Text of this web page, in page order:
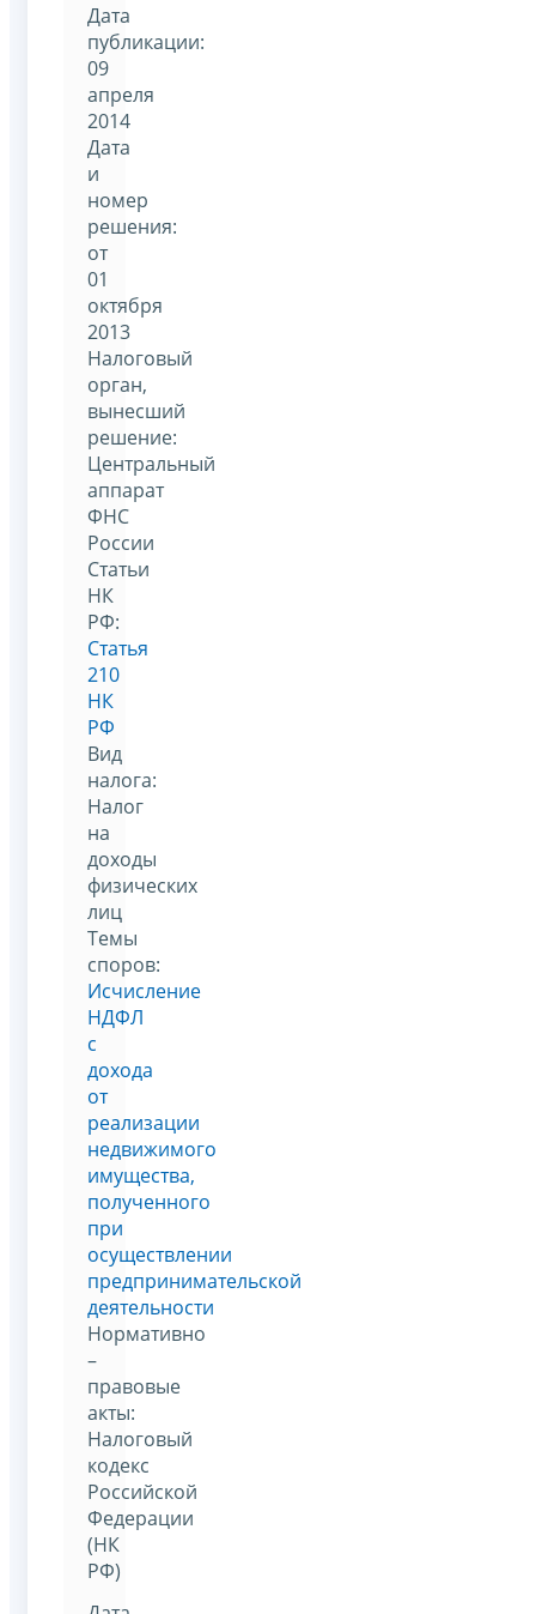
Дата
публикации:
09
апреля
2014
Дата
и
номер
решения:
от
01
октября
2013
Налоговый
орган,
вынесший
решение:
Центральный
аппарат
ФНС
России
Статьи
НК
РФ:
Статья
210
НК
РФ
Вид
налога:
Налог
на
доходы
физических
лиц
Темы
споров:
Исчисление
НДФЛ
с
дохода
от
реализации
недвижимого
имущества,
полученного
при
осуществлении
предпринимательской
деятельности
Нормативно
–
правовые
акты:
Налоговый
кодекс
Российской
Федерации
(НК
РФ)